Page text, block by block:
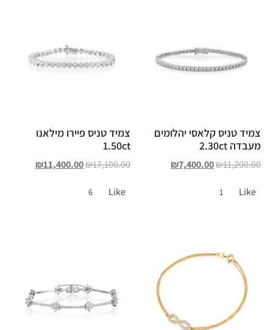
צמיד טניס קלאסי יהלומים
מעבדה 2.30ct
₪11,200.00
₪7,400.00
Like
1
צמיד טניס פיירו מילאנו
1.50ct
₪17,100.00
₪11,400.00
Like
6